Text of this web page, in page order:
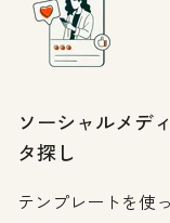
ソーシャルメデ
タ探し
テンプレートを使